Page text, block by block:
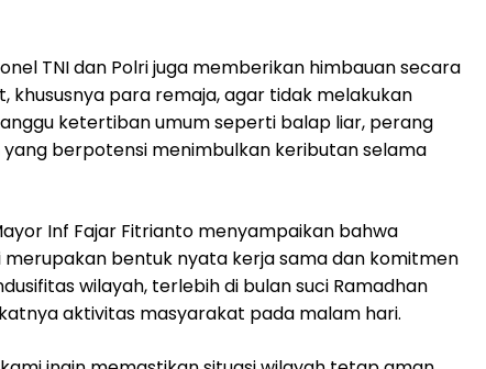
TNI dan Polri juga memberikan himbauan secara
khususnya para remaja, agar tidak melakukan
ketertiban umum seperti balap liar, perang
berpotensi menimbulkan keributan selama
Inf Fajar Fitrianto menyampaikan bahwa
bentuk nyata kerja sama dan komitmen
wilayah, terlebih di bulan suci Ramadhan
aktivitas masyarakat pada malam hari.